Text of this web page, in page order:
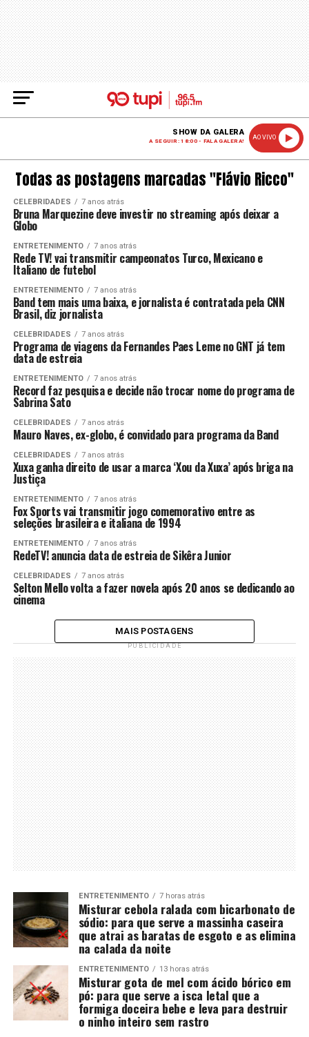
SHOW DA GALERA
A SEGUIR: 18:00 - FALA GALERA!
AO VIVO
Todas as postagens marcadas "Flávio Ricco"
CELEBRIDADES 7 anos atrás
Bruna Marquezine deve investir no streaming após deixar a
Globo
ENTRETENIMENTO 7 anos atrás
Rede TV! vai transmitir campeonatos Turco, Mexicano e
Italiano de futebol
ENTRETENIMENTO 7 anos atrás
Band tem mais uma baixa, e jornalista é contratada pela CNN
Brasil, diz jornalista
CELEBRIDADES 7 anos atrás
Programa de viagens da Fernandes Paes Leme no GNT já tem
data de estreia
ENTRETENIMENTO 7 anos atrás
Record faz pesquisa e decide não trocar nome do programa de
Sabrina Sato
CELEBRIDADES 7 anos atrás
Mauro Naves, ex-globo, é convidado para programa da Band
CELEBRIDADES 7 anos atrás
Xuxa ganha direito de usar a marca ‘Xou da Xuxa’ após briga na
Justiça
ENTRETENIMENTO 7 anos atrás
Fox Sports vai transmitir jogo comemorativo entre as
seleções brasileira e italiana de 1994
ENTRETENIMENTO 7 anos atrás
RedeTV! anuncia data de estreia de Sikêra Junior
CELEBRIDADES 7 anos atrás
Selton Mello volta a fazer novela após 20 anos se dedicando ao
cinema
MAIS POSTAGENS
PUBLICIDADE
ENTRETENIMENTO 7 horas atrás
Misturar cebola ralada com bicarbonato de
sódio: para que serve a massinha caseira
que atrai as baratas de esgoto e as elimina
na calada da noite
ENTRETENIMENTO 13 horas atrás
Misturar gota de mel com ácido bórico em
pó: para que serve a isca letal que a
formiga doceira bebe e leva para destruir
o ninho inteiro sem rastro